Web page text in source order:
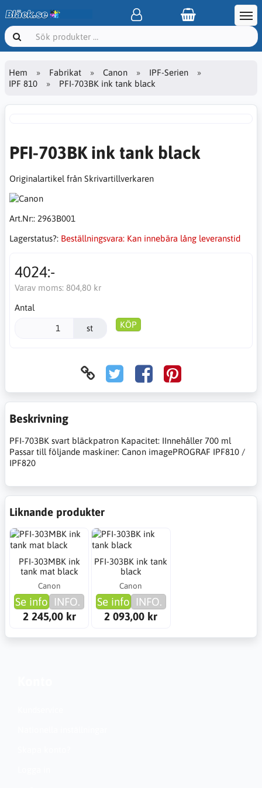
Hem Fabrikat Canon
IPF-Serien
IPF 810
PFI-703BK ink tank black
PFI-703BK ink tank black
Originalartikel från Skrivartillverkaren
Art.Nr:: 2963B001
Lagerstatus?: Beställningsvara: Kan innebära lång leveranstid
4024:-
Varav moms: 804,80 kr
Antal
st KÖP
Beskrivning
PFI-703BK svart bläckpatron Kapacitet: IInnehåller 700 ml
Passar till följande maskiner: Canon imagePROGRAF IPF810 /
IPF820
Liknande produkter
PFI-303MBK ink
tank mat black
Canon
Se info INFO.
2 245,00 kr
PFI-303BK ink tank
black
Canon
Se info INFO.
2 093,00 kr